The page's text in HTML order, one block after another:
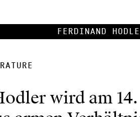
Ferdinand
wird am